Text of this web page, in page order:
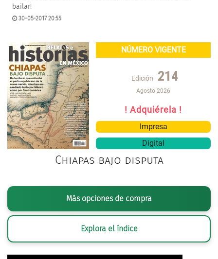
bailar!
30-05-2017 20:55
NÚMERO VIGENTE
Edición 214
Agosto 2026
! Adquiérela !
Impresa
Digital
Chiapas bajo disputa
Más opciones de compra
Explora el índice